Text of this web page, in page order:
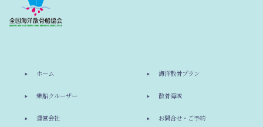
ホーム 海洋散骨プラン
乗船クルーザー 散骨海域
運営会社 お問合せ・ご予約